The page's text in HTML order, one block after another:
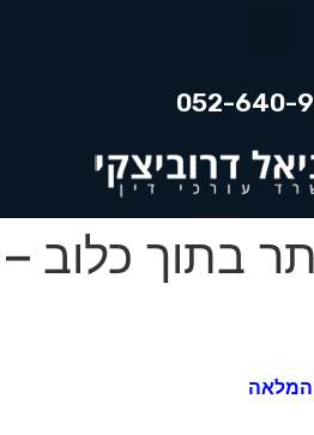
052-640-
בתוך כלוב –
המלאה